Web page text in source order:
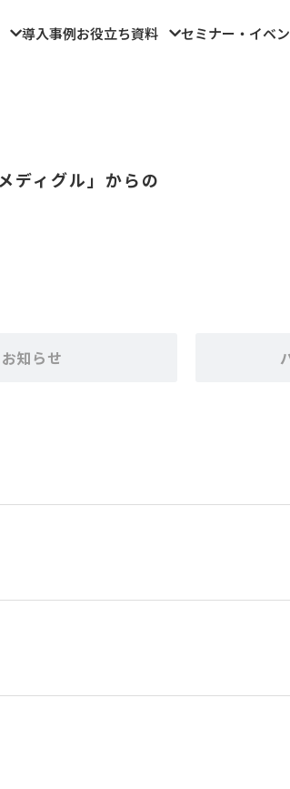
導入事例お役立ち資料 セミナー・イベ
ディグル」からの
お知らせ